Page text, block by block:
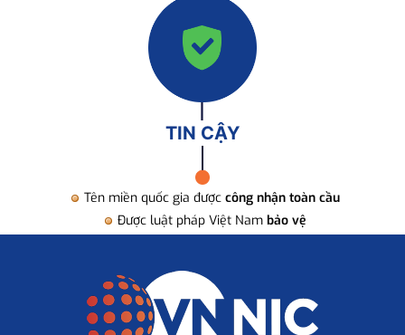
TIN CẬY
Tên miền quốc gia được công nhận toàn cầu
Được luật pháp Việt Nam bảo vệ